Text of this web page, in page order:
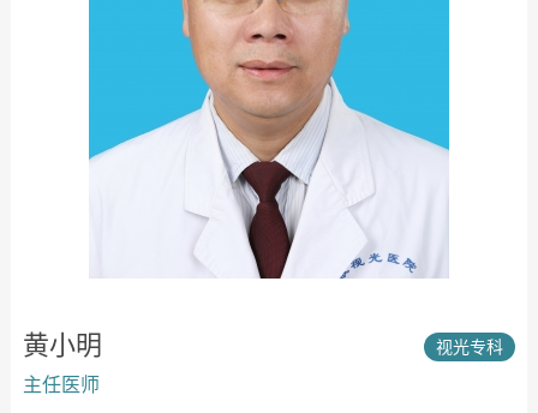
视光专科
黄小明
主任医师